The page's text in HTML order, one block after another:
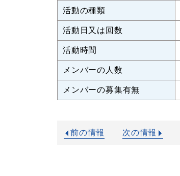
活動の種類
活動日又は回数
活動時間
メンバーの人数
メンバーの募集有無
前の情報 次の情報